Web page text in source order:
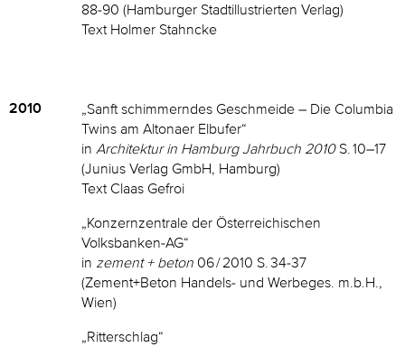
88-90 (Hamburger Stadtillustrierten Verlag)
Text Holmer Stahncke
2010
„Sanft schimmerndes Geschmeide – Die Columbia
Twins am Altonaer Elbufer“
in Architektur in Hamburg Jahrbuch 2010S. 10–17
(Junius Verlag GmbH, Hamburg)
Text Claas Gefroi
„Konzernzentrale der Österreichischen
Volksbanken-AG“
in zement + beton 06 / 2010 S. 34-37
(Zement+Beton Handels- und Werbeges. m.b.H.,
Wien)
„Ritterschlag“